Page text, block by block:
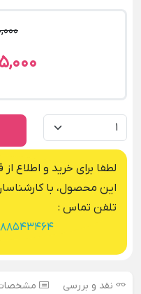
لطفا برای خرید و اطلاع
این محصول، با
تلفن تماس :
نقد و بررسی